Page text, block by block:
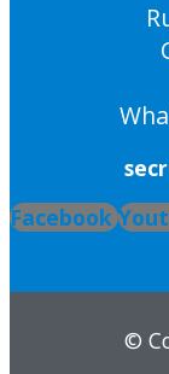
Facebook
©